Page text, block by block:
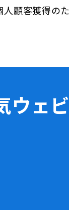
人顧客獲得の
ウェ